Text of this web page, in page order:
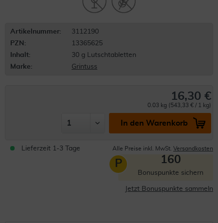
Artikelnummer:
3112190
PZN:
13365625
Inhalt:
30 g Lutschtabletten
Marke:
Grintuss
16,30 €
0.03 kg (543,33 € / 1 kg)
In den Warenkorb
Lieferzeit 1-3 Tage Alle Preise inkl. MwSt. Versandkosten
P 160
Bonuspunkte sichern
Jetzt Bonuspunkte sammeln